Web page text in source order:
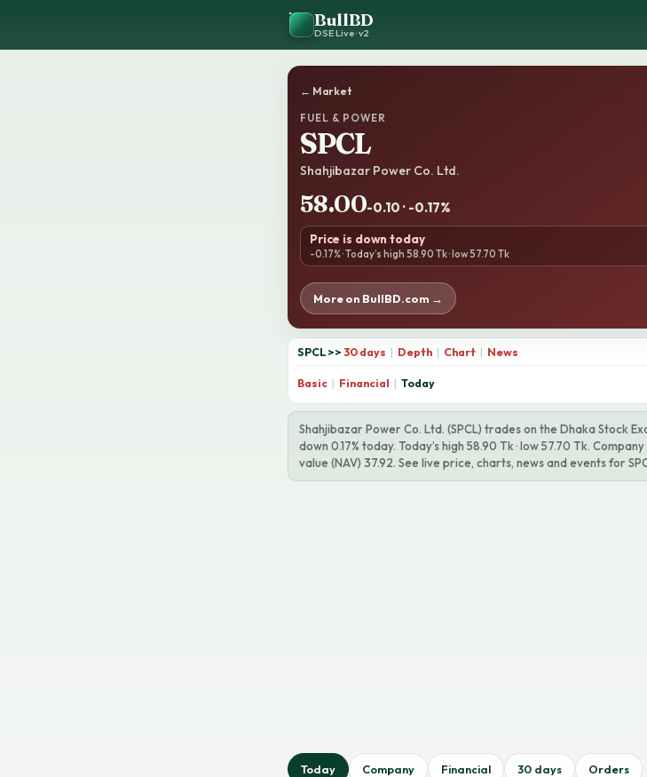
BullBD
DSE Live · v2
← Market
FUEL & POWER
SPCL
Shahjibazar Power Co. Ltd.
58.00-0.10 · -0.17%
Price is down today
-0.17% · Today’s high 58.90 Tk · low 57.70 Tk
More on BullBD.com →
SPCL >> 30 days | Depth | Chart | News
Basic | Financial | Today
Shahjibazar Power Co. Ltd. (SPCL) trades on the Dhaka Stock
down 0.17% today. Today’s high 58.90 Tk · low 57.70 Tk.
value (NAV) 37.92. See live price, charts, news and events for
Today Company Financial 30 days Orders